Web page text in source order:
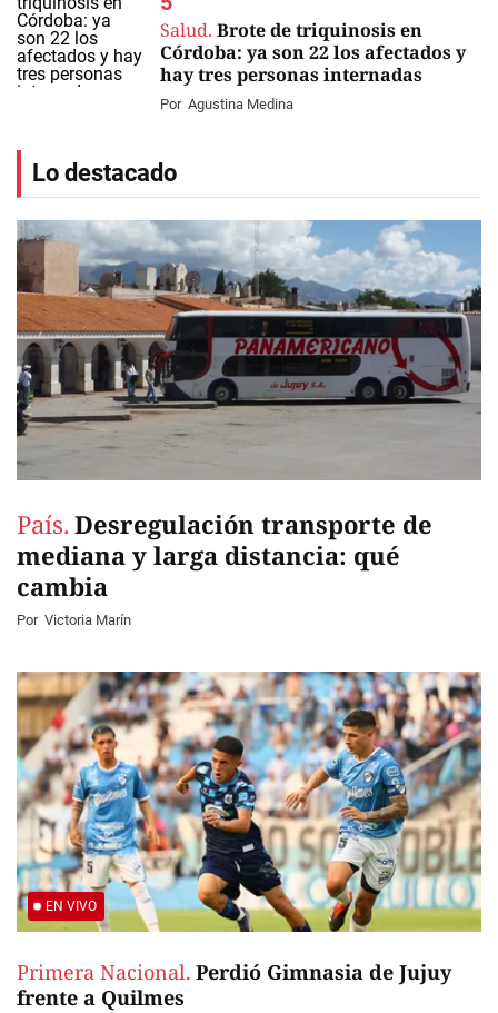
Salud. Brote de triquinosis en
Córdoba: ya son 22 los afectados y
hay tres personas internadas
Por Agustina Medina
Lo destacado
País. Desregulación transporte de
mediana y larga distancia: qué
cambia
Por Victoria Marín
EN VIVO
Primera Nacional. Perdió Gimnasia de Jujuy
frente a Quilmes